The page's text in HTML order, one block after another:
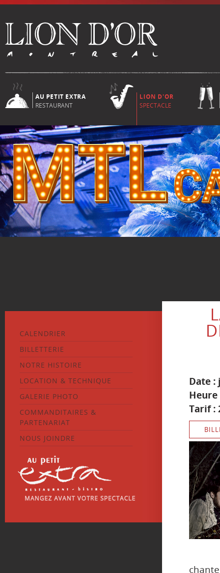
AU PETIT EXTRA
RESTAURANT
LION D'OR
SPECTACLE
CALENDRIER
BILLETTERIE
NOTRE HISTOIRE
LOCATION & TECHNIQUE
GALERIE PHOTO
COMMANDITAIRES &
PARTENARIAT
NOUS JOINDRE
Date :
Heure
Tarif :